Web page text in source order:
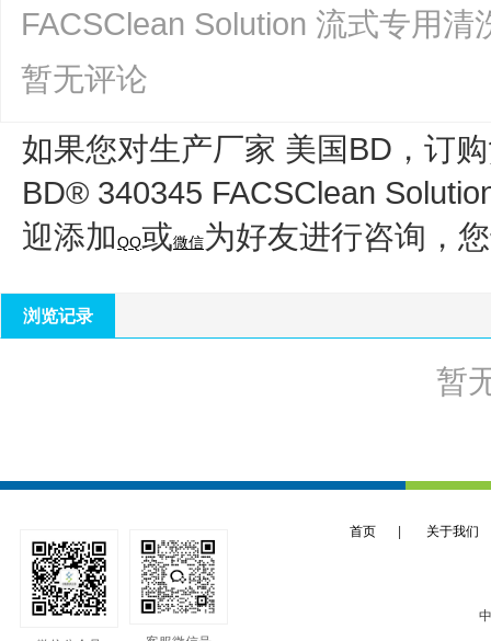
FACSClean Solution 流式专用
暂无评论
如果您对生产厂家 美国BD，订
BD® 340345 FACSClean
迎添加QQ或微信为好友进行咨询，
浏览记录
暂
首页 关于我们